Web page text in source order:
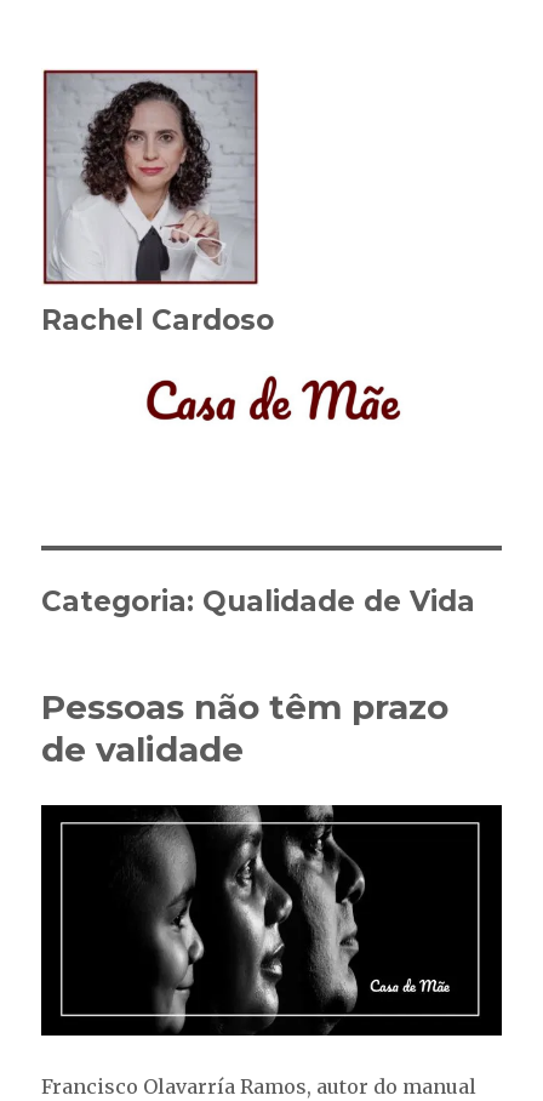
Rachel Cardoso
Categoria: Qualidade de Vida
Pessoas não têm prazo
de validade
Francisco Olavarría Ramos, autor do manual